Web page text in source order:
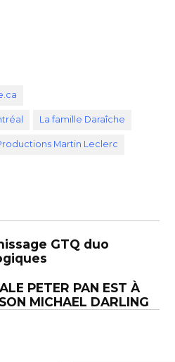
La famille Daraîche
Martin Leclerc
GTQ duo
PETER PAN EST À
MICHAEL DARLING